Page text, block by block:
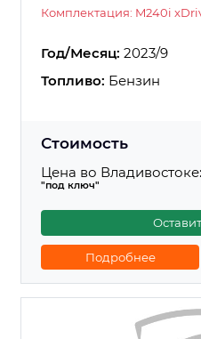
Комплектация: M240i
Год/Месяц: 2023/9
Топливо: Бензин
Стоимость
Цена во Владивостоке:
"под ключ"
Подробнее